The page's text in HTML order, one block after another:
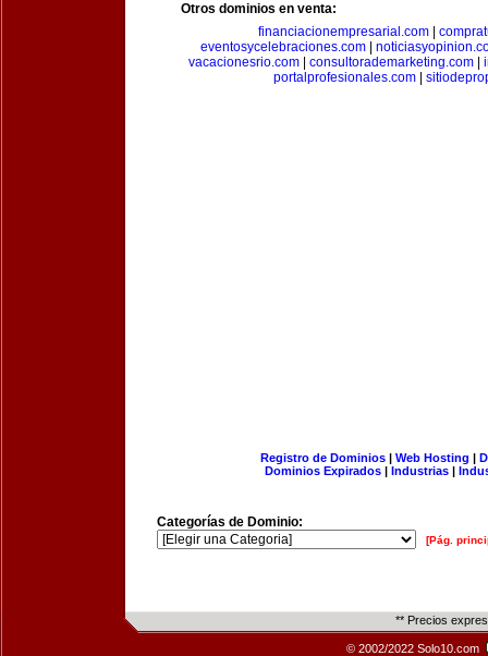
Otros dominios en venta:
financiacionempresarial.com|
eventosycelebraciones.com|
vacacionesrio.com
consultorademarketing.com
portalprofesionales.com|
Registro de Dominios| Web Hosting |
Dominios Expirados | Industrias |
Categorías de Dominio:
[Pág.
** Precios
© 2002/2022 Solo10.com